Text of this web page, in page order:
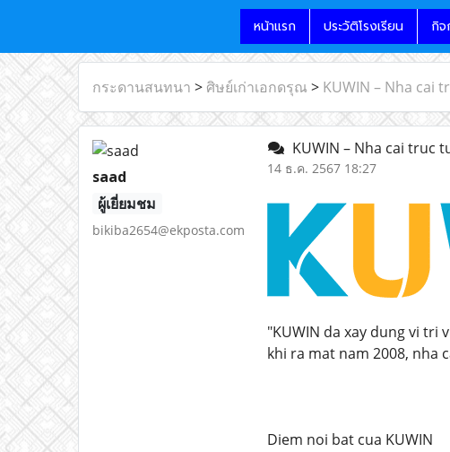
หน้าแรก ประวัติโรงเรียน กิจ
กระดานสนทนา > ศิษย์เก่าเอกดรุณ > KUWIN – Nha cai
saad
ผู้เยี่ยมชม
bikiba2654@ekposta.com
KUWIN – Nha cai truc
14 ธ.ค. 2567 18:27
"KUWIN da xay dung vi tri
khi ra mat nam 2008, nha
Diem noi bat cua KUWIN